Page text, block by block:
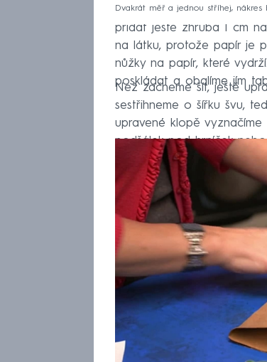
Dvakrát měř a jednou stříhej,
Střih přeneseme na
přidat ještě zhruba 1 cm
na látku, protože papír je
nůžky na papír, které
poskládat a obalíme jím
Než začneme šít, ještě
sestřihneme o šířku švu,
upravené klopě
podšálek pod hrníček nebo